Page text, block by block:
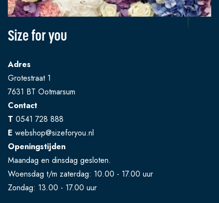
Size for you
Adres
Grotestraat 1
7631 BT Ootmarsum
Contact
T 0541 728 888
E webshop@sizeforyou.nl
Openingstijden
Maandag en dinsdag gesloten.
Woensdag t/m zaterdag: 10.00 - 17.00 uur
Zondag: 13.00 - 17.00 uur